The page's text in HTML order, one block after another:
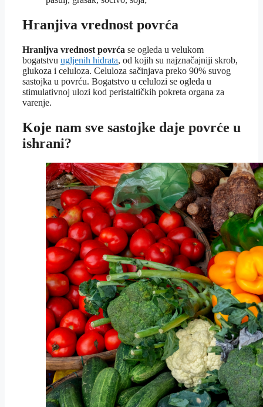
Hranjiva vrednost povrća
Hranljva vrednost povrća se ogleda u velukom
bogatstvu ugljenih hidrata, od kojih su najznačajniji skrob,
glukoza i celuloza. Celuloza sačinjava preko 90% suvog
sastojka u povrću. Bogatstvo u celulozi se ogleda u
stimulativnoj ulozi kod peristaltičkih pokreta organa za
varenje.
Koje nam sve sastojke daje povrće u
ishrani?